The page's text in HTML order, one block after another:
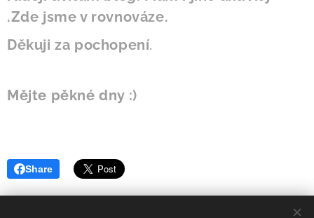
.Zde jsme v rovnováze.
Děkuji za pochopení.
Mějte pěkné dny :)
Share